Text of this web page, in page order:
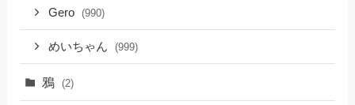
Gero (990)
めいちゃん (999)
鴉 (2)